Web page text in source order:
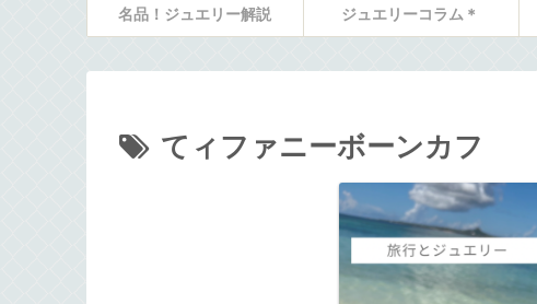
名品！ジュエリー解説 ジュエリーコラム＊
てィファニーボーンカフ